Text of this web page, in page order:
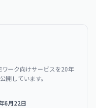
ーク向けサービスを20年
開しています。
6月22日